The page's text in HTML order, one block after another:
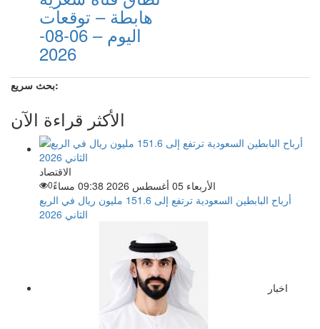
هابطة – توقعات
اليوم – 06-08-
2026
بحث سريع:
الأكثر قراءة الآن
الاقتصاد
الأربعاء 05 أغسطس 2026 09:38 مساءً
0
أرباح البابطين السعودية ترتفع إلى 151.6 مليون ريال في الربع
الثاني 2026
اخبار